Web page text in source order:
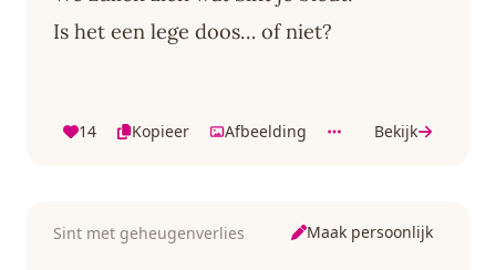
Is het een lege doos… of niet?
14 Kopieer Afbeelding Bekijk
Sint met geheugenverlies Maak persoonlijk